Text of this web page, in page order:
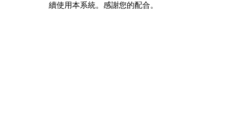
續使用本系統。感謝您的配合。